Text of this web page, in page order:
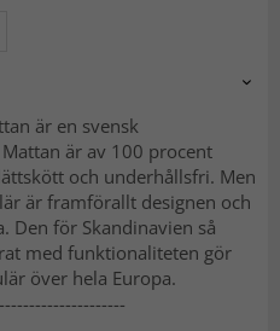
är en svensk
är av 100 procent
och underhållsfri. Men
är framförallt designen och
Den för Skandinavien så
med funktionaliteten gör
över hela Europa.